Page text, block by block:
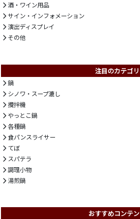
酒・ワイン用品
サイン・インフォメーション
演出ディスプレイ
その他
注目のカテゴリ
鍋
シノワ・スープ漉し
攪拌機
やっとこ鍋
各種鍋
食パンスライサー
てぼ
スパテラ
調理小物
湯煎鍋
おすすめコンテ